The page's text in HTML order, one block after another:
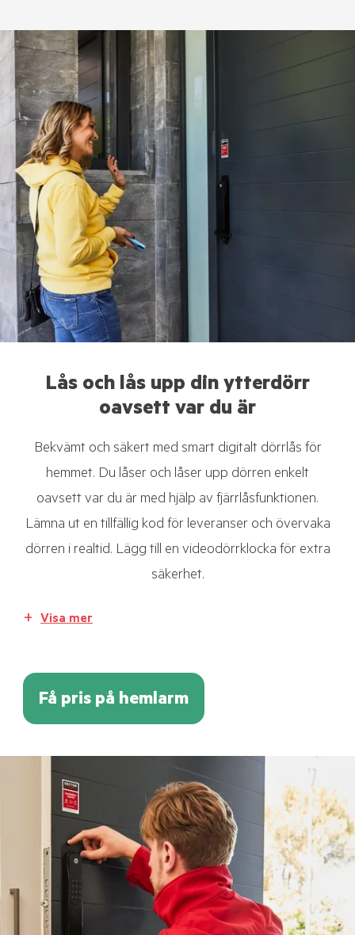
Lås och lås upp din ytterdörr
oavsett var du är
Bekvämt och säkert med smart digitalt dörrlås för
hemmet. Du låser och låser upp dörren enkelt
oavsett var du är med hjälp av fjärrlåsfunktionen.
Lämna ut en tillfällig kod för leveranser och övervaka
dörren i realtid. Lägg till en videodörrklocka för extra
säkerhet.
Visa mer
Få pris på hemlarm